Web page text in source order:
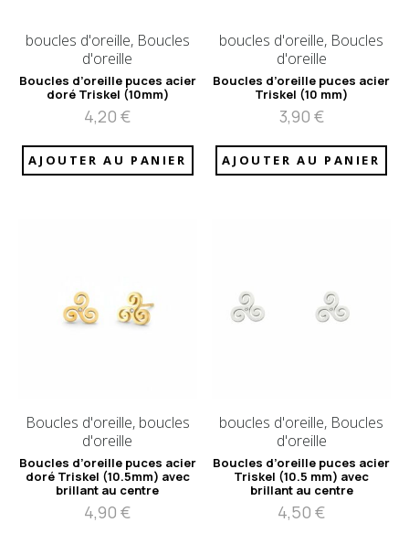
boucles d'oreille, Boucles
d'oreille
Boucles d’oreille puces acier
doré Triskel (10mm)
4,20€
AJOUTER AU PANIER
boucles d'oreille, Boucles
d'oreille
Boucles d’oreille puces acier
Triskel (10 mm)
3,90 €
AJOUTER AU PANIER
Boucles d'oreille, boucles
d'oreille
Boucles d’oreille puces acier
doré Triskel (10.5mm) avec
brillant au centre
4,90€
boucles d'oreille, Boucles
d'oreille
Boucles d’oreille puces acier
Triskel (10.5 mm) avec
brillant au centre
4,50€